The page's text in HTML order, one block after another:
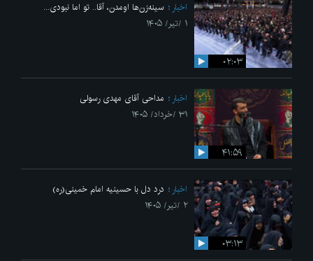
۰۲:۰۳
اخبار
سینه‌زن‌ها اومدن،‌ آقا.. تو اما نبودی...
۱ /تیر/ ۱۴۰۵
۴۱:۵۹
اخبار
مداحی آقای مهدی رسولی
۳۱ /خرداد/ ۱۴۰۵
۰۳:۱۳
اخبار
درد دل با حسینیه امام خمینی(ره)
۲ /تیر/ ۱۴۰۵